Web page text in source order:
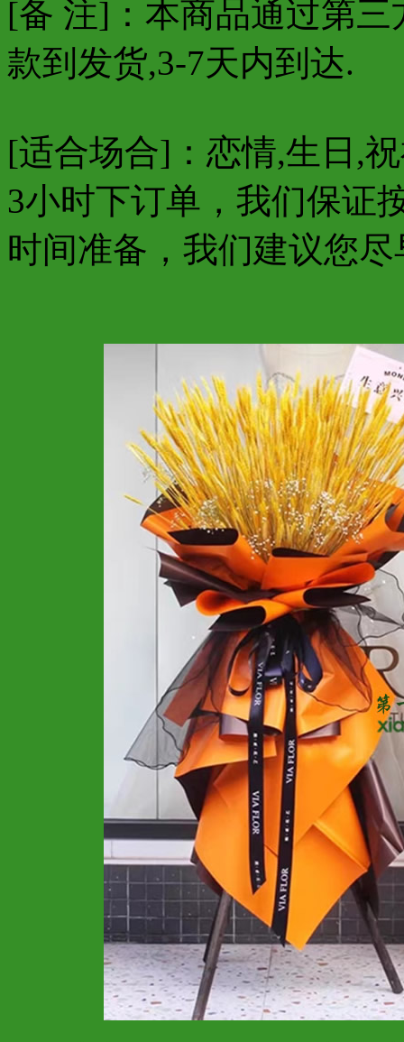
[备 注]：本商品通过第
款到发货,3-7天内到达.
[适合场合]：恋情,生日,
3小时下订单，我们保证
时间准备，我们建议您